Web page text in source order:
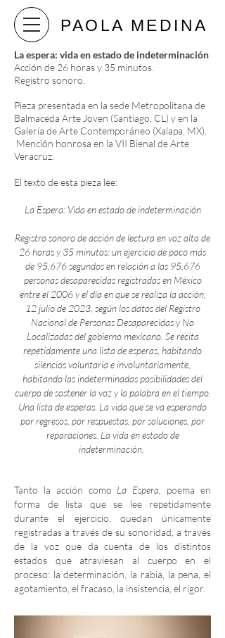
PAOLA MEDINA
La espera: vida en estado de indeterminación
Acción de 26 horas y 35 minutos.
Registro sonoro.
Pieza presentada en la sede Metropolitana de
Balmaceda Arte Joven (Santiago, CL) y en la
Galería de Arte Contemporáneo (Xalapa, MX).
Mención honrosa en la VII Bienal de Arte
Veracruz.
El texto de esta pieza lee:
La Espera: Vida en estado de indeterminación
Registro sonoro de acción de lectura en voz alta de
26 horas y 35 minutos: un ejercicio de poco más
de 95,676 segundos en relación a las 95,676
personas desaparecidas registradas en México
entre el 2006 y el día en que se realiza la acción,
12 julio de 2023, según los datos del Registro
Nacional de Personas Desaparecidas y No
Localizadas del gobierno mexicano. Se recita
repetidamente una lista de esperas, habitando
silencios voluntaria e involuntariamente,
habitando las indeterminadas posibilidades del
cuerpo de sostener la voz y la palabra en el tiempo.
Una lista de esperas. La vida que se va esperando
por regresos, por respuestas, por soluciones, por
reparaciones. La vida en estado de
indeterminación.
Tanto la acción como La Espera, poema en
forma de lista
que se lee repetidamente
durante el ejercicio, quedan únicamente
registradas a través de su sonoridad, a través
de la voz que da cuenta de los distintos
estados que atraviesan al cuerpo en el
proceso: la determinación, la rabia, la pena, el
agotamiento, el fracaso, la insistencia, el rigor.